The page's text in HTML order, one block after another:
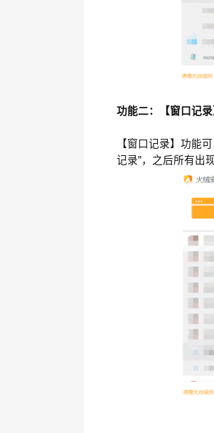
功能二：【窗口记录
【窗口记录】功能
记录”，之后所有出